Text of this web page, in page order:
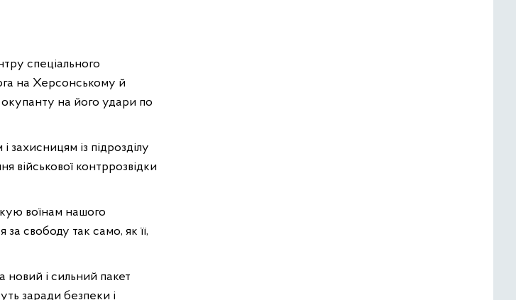
спеціального
на Херсонському й
на його удари по
із підрозділу
військової контррозвідки
воїнам нашого
за свободу так само, як її,
новий і сильний пакет
заради безпеки і